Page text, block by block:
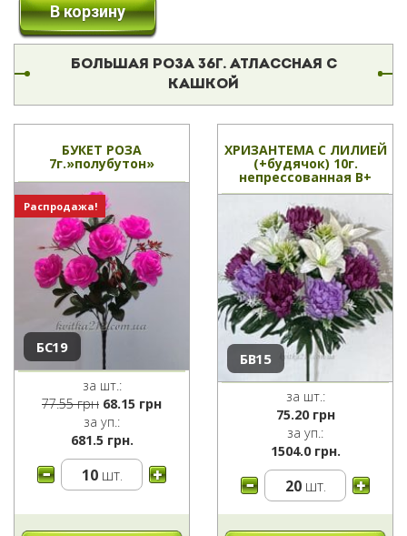
В корзину
БОЛЬШАЯ РОЗА 36Г. АТЛАССНАЯ С
КАШКОЙ
БУКЕТ РОЗА
7г.»полубутон»
Распродажа!
БС19
за шт.:
77.55грн Первоначальная
цена
составляла
77.55 грн.
68.15 грнТекущая
за уп.:
681.5 грн.
10шт.
ХРИЗАНТЕМА С ЛИЛИЕЙ
(+будячок) 10г.
непрессованная В+
БВ15
за шт.:
75.20 грн
за уп.:
1504.0 грн.
20шт.